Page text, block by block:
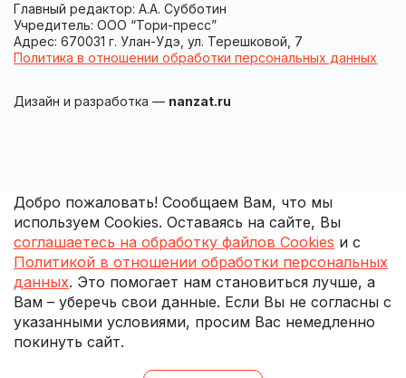
Главный редактор: А.А. Субботин
Учредитель: ООО “Тори-пресс”
Адрес: 670031 г. Улан-Удэ, ул. Терешковой, 7
Политика в отношении обработки персональных данных
Дизайн и разработка — nanzat.ru
Добро пожаловать! Сообщаем Вам, что мы
используем Cookies. Оставаясь на сайте, Вы
соглашаетесь на обработку файлов Cookies и с
Политикой в отношении обработки персональных
данных. Это помогает нам становиться лучше, а
Вам – уберечь свои данные. Если Вы не согласны с
указанными условиями, просим Вас немедленно
покинуть сайт.